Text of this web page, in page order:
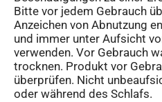
Bitte vor jedem Gebrauch
Anzeichen von Abnutzung
und immer unter Aufsicht
verwenden. Vor Gebrauch
trocknen. Produkt vor
überprüfen. Nicht
oder während des Schlafs.